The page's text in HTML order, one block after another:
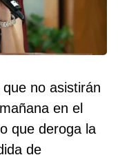
no asistirán
en el
que deroga la
de